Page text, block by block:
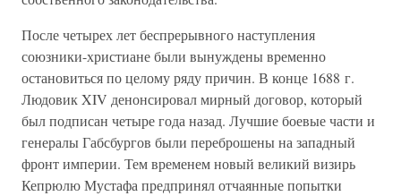
После четырех лет беспрерывного наступления
союзники-христиане были вынуждены временно
остановиться по целому ряду причин. В конце 1688 г.
Людовик XIV денонсировал мирный договор, который
был подписан четыре года назад. Лучшие боевые части и
генералы Габсбургов были переброшены на западный
фронт империи. Тем временем новый великий визирь
Кепрюлю Мустафа предпринял отчаянные попытки